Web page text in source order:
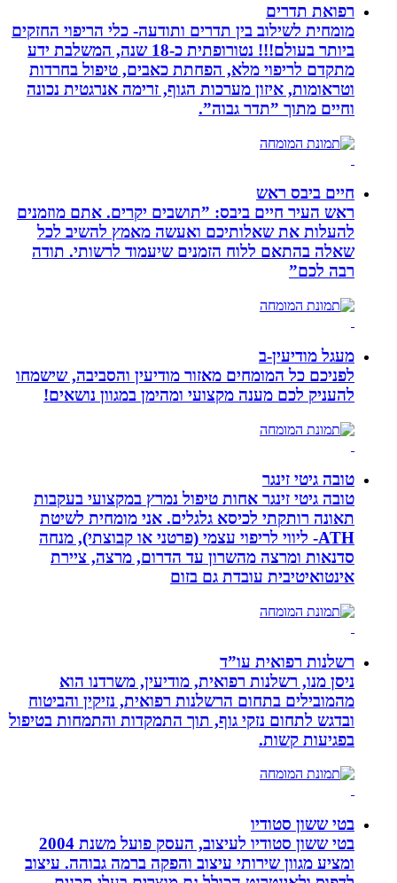
רפואת תדרים
מומחית לשילוב בין תדרים ותודעה- כלי הריפוי החזקים
ביותר בעולם!!! נטורופתית כ-18 שנה, המשלבת ידע
מתקדם לריפוי מלא, הפחתת כאבים, טיפול בחרדות
וטראומות, איזון מערכות הגוף, זרימה אנרגטית נכונה
וחיים מתוך ”תדר גבוה”.
חיים ביבס ראש
ראש העיר חיים ביבס: ”תושבים יקרים. אתם מוזמנים
להעלות את שאלותיכם ואעשה מאמץ להשיב לכל
שאלה בהתאם ללוח הזמנים שיעמוד לרשותי. תודה
רבה לכם”
מעגל מודיעין-ב
לפניכם כל המומחים מאזור מודיעין והסביבה, שישמחו
להעניק לכם מענה מקצועי ומהימן במגוון נושאים!
טובה גיטי זינגר
טובה גיטי זינגר אחות טיפול נמרץ במקצועי בעקבות
תאונה רותקתי לכיסא גלגלים. אני מומחית לשיטת
ATH- ליווי לריפוי עצמי (פרטני או קבוצתי), מנחה
סדנאות ומרצה מהשרון עד הדרום, מרצה, ציירת
אינטואיטיבית עובדת גם בזום
רשלנות רפואית עו”ד
ניסן מנו, רשלנות רפואית, מודיעין, משרדנו הוא
מהמובילים בתחום הרשלנות רפואית, נזיקין והביטוח
ובדגש לתחום נזקי גוף, תוך התמקדות והתמחות בטיפול
בפגיעות קשות.
בטי ששון סטודיו
בטי ששון סטודיו לעיצוב, העסק פועל משנת 2004
ומציע מגוון שירותי עיצוב והפקה ברמה גבוהה. עיצוב